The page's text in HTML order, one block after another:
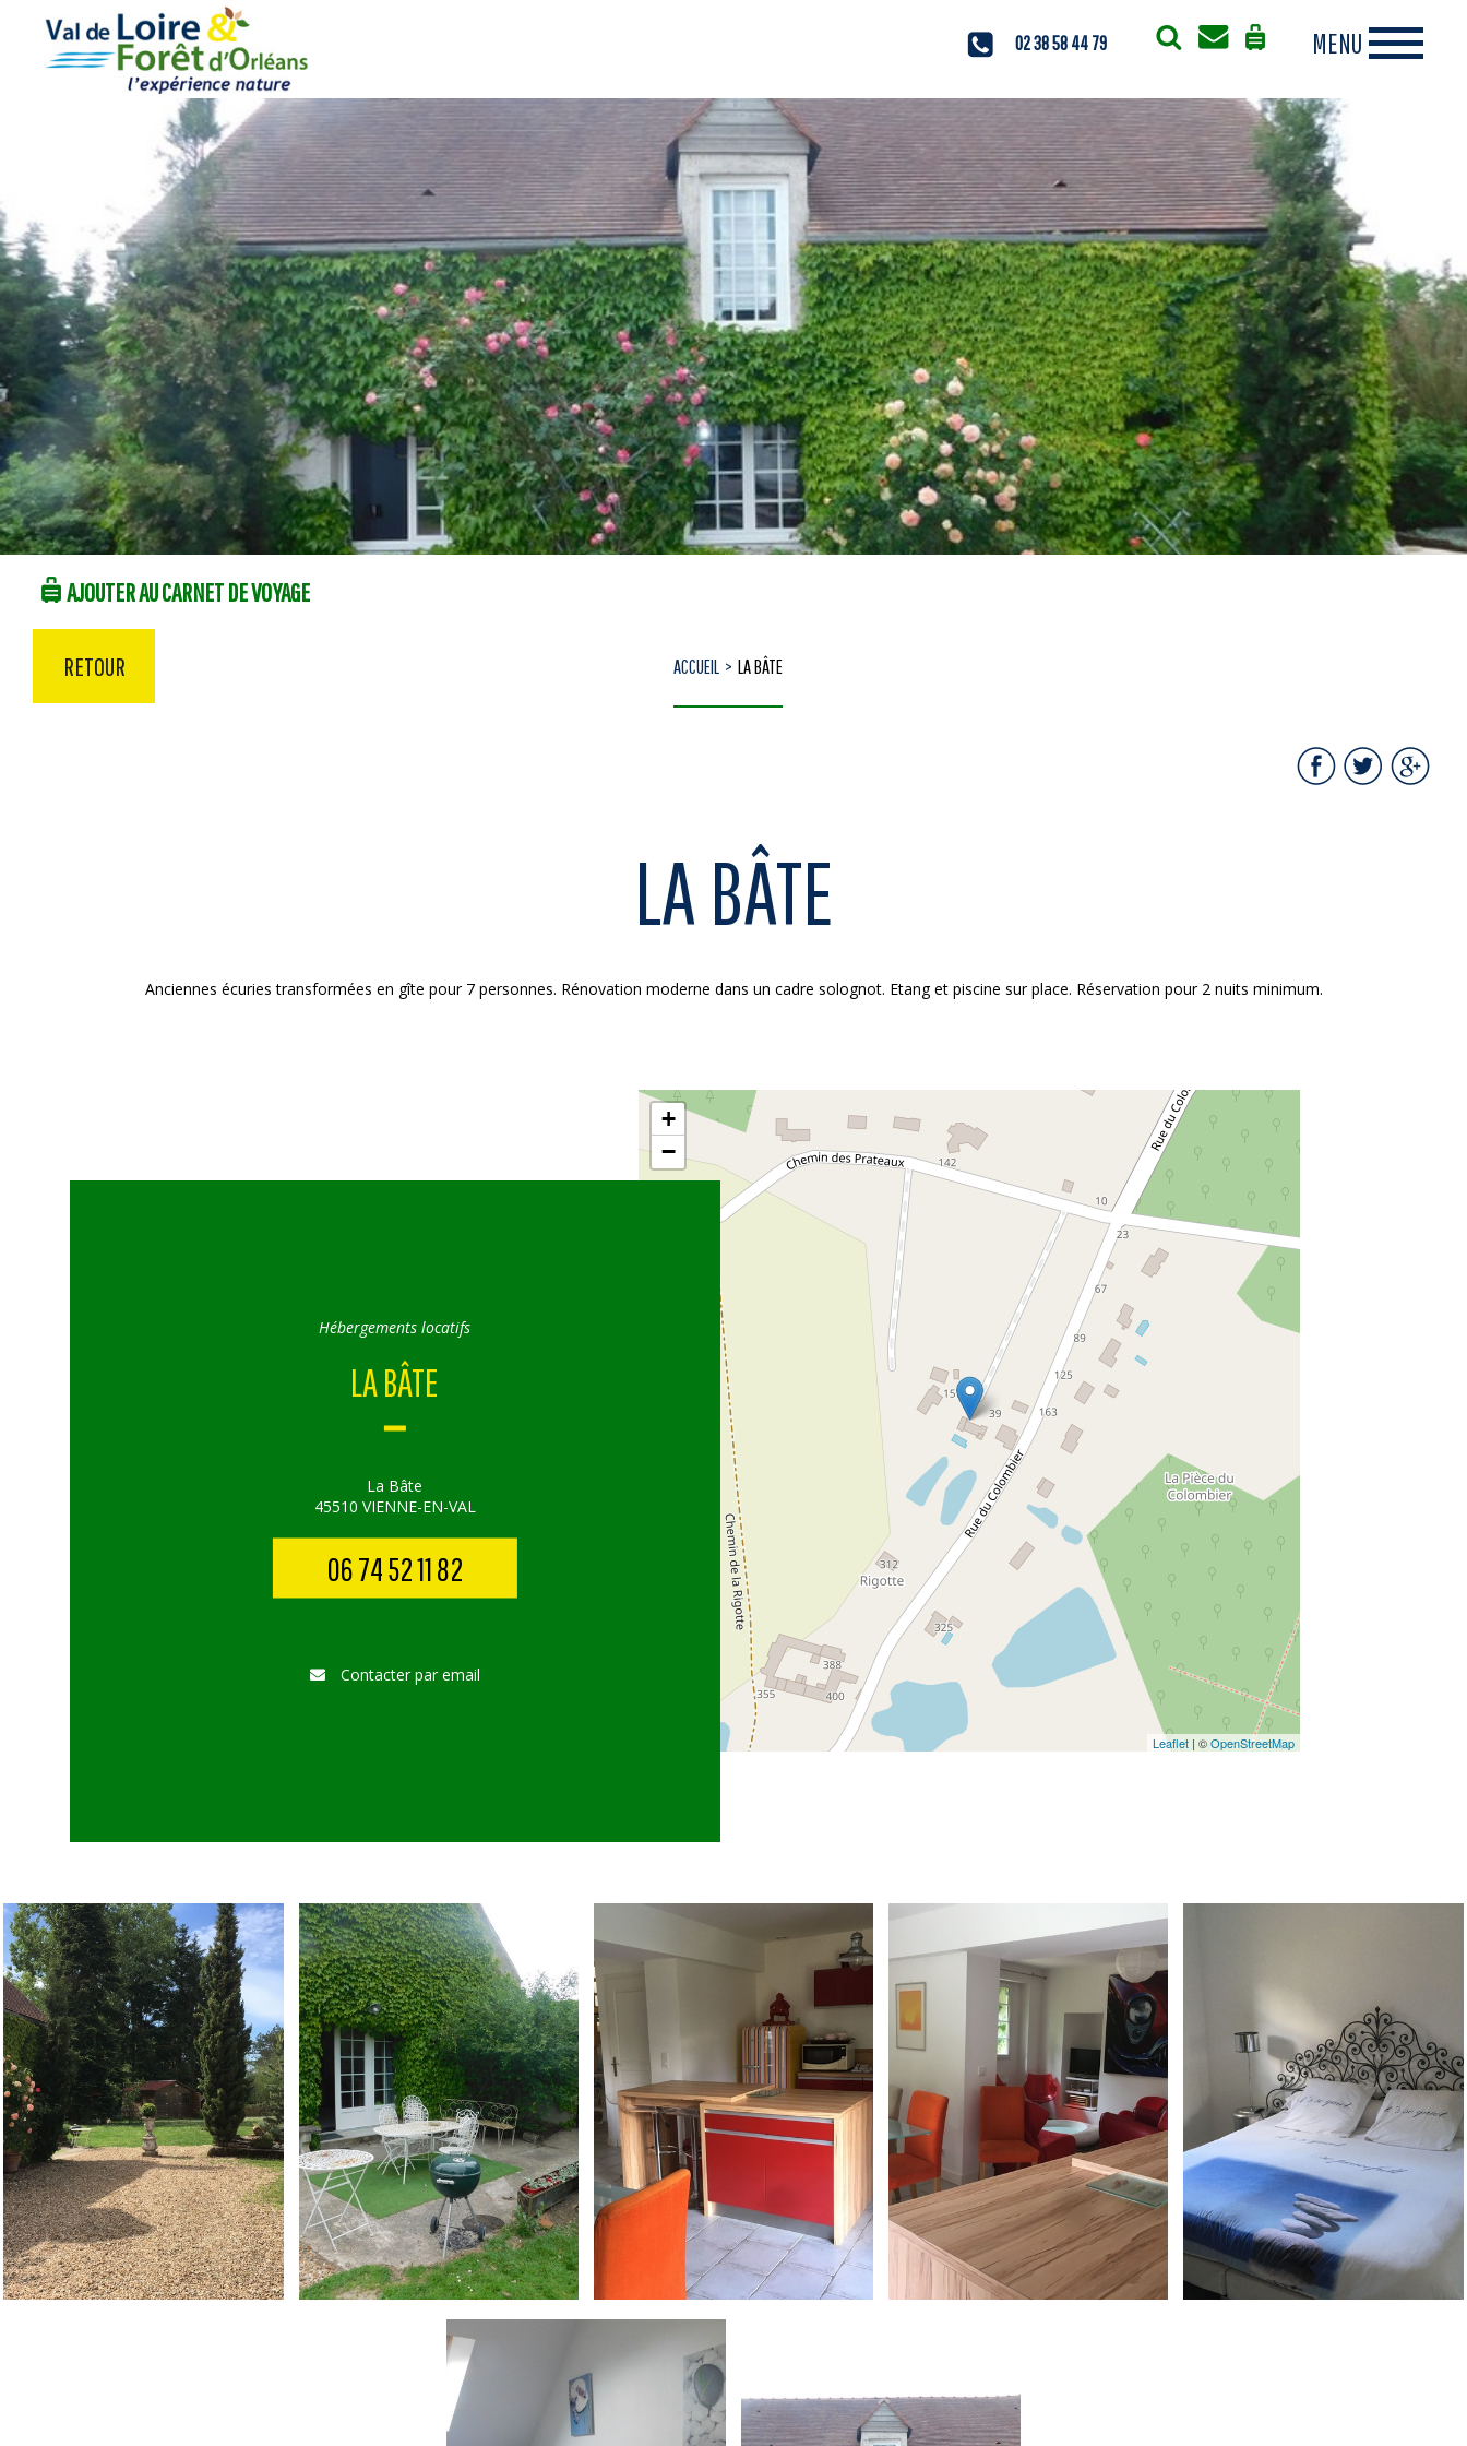
02 38 58 44 79
AJOUTER AU CARNET DE VOYAGE
RETOUR ACCUEIL LA BÂTE
LA BÂTE
Anciennes écuries transformées en gîte pour 7 personnes. Rénovation moderne dans un cadre solognot. Etang et piscine sur place. Réservation pour 2 nuits minimum.
Hébergements locatifs
LA BÂTE
La Bâte
45510 VIENNE-EN-VAL
06 74 52 11 82
Contacter par email
+
−
Leaflet| ©OpenStreetMap
Cookies management panel